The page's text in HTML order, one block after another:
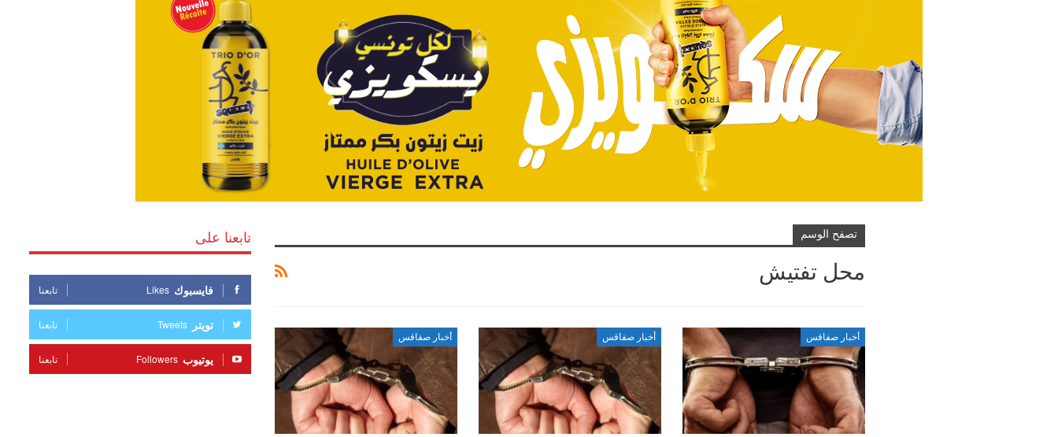
تصفح الوسم
محل تفتيش
أخبار صفاقس أخبار صفاقس أخبار صفاقس
تابعنا على
فايسبوك Likes تابعنا
تويتر Tweets تابعنا
يوتيوب Followers تابعنا